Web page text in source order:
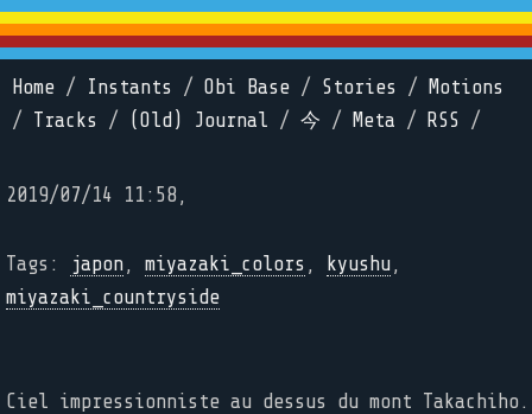
Home / Instants / Obi Base / Stories /
Motions
/ Tracks / (Old) Journal / 今 / Meta / RSS /
2019/07/14 11:58,
Tags: japon, miyazaki_colors , kyushu,
miyazaki_countryside
Ciel impressionniste au dessus du mont Takachiho.